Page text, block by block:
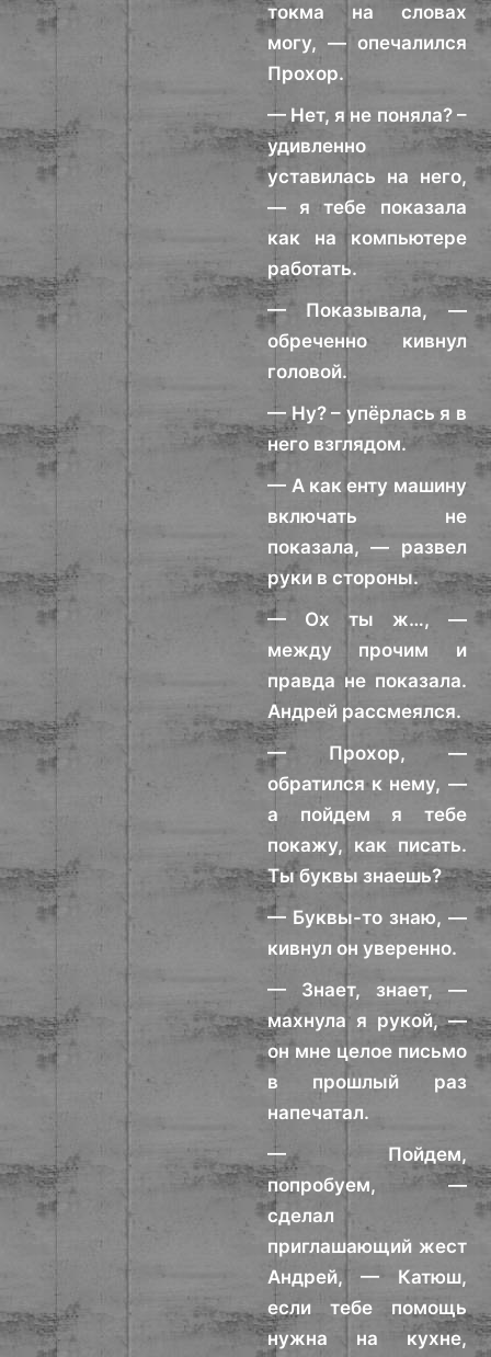
токма на словах
могу, — опечалился
Прохор.
— Нет, я не поняла? –
удивленно
уставилась на него,
— я тебе показала
как на компьютере
работать.
— Показывала, —
обреченно кивнул
головой.
— Ну? – упёрлась я в
него взглядом.
— А как енту машину
включать не
показала, — развел
руки в стороны.
— Ох ты ж…, —
между прочим и
правда не показала.
Андрей рассмеялся.
— Прохор, —
обратился к нему, —
а пойдем я тебе
покажу, как писать.
Ты буквы знаешь?
— Буквы-то знаю, —
кивнул он уверенно.
— Знает, знает, —
махнула я рукой, —
он мне целое письмо
в прошлый раз
напечатал.
— Пойдем,
попробуем, —
сделал
приглашающий жест
Андрей, — Катюш,
если тебе помощь
нужна на кухне,